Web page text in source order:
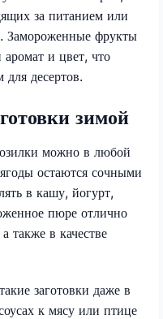
за питанием или
Замороженные фрукты
и цвет, что
десертов.
зимой
можно в любой
остаются сочными
в кашу, йогурт,
пюре отлично
также в качестве
заготовки даже в
к мясу или птице